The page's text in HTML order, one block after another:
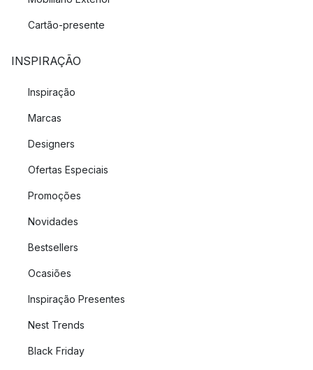
Cartão-presente
INSPIRAÇÃO
Inspiração
Marcas
Designers
Ofertas Especiais
Promoções
Novidades
Bestsellers
Ocasiões
Inspiração Presentes
Nest Trends
Black Friday